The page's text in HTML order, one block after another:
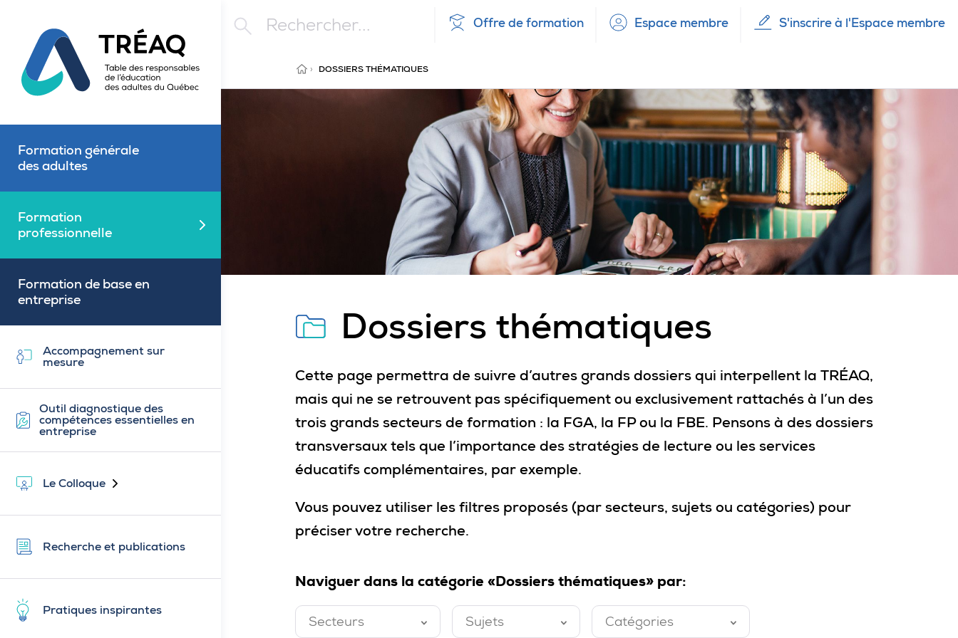
Formation générale
des adultes
Formation
professionnelle
Fermé
Formation de base en
entreprise
Accompagnement sur
mesure
Outil diagnostique des
compétences essentielles en
entreprise
Le Colloque
Fermé
Recherche et publications
Pratiques inspirantes
Offre de formation Espace membre S'inscrire à l'Espace membre
ACCUEIL
› DOSSIERS THÉMATIQUES
Dossiers thématiques
Cette page permettra de suivre d’autres grands dossiers qui interpellent la TRÉAQ,
mais qui ne se retrouvent pas spécifiquement ou exclusivement rattachés à l’un des
trois grands secteurs de formation : la FGA, la FP ou la FBE. Pensons à des dossiers
transversaux tels que l’importance des stratégies de lecture ou les services
éducatifs complémentaires, par exemple.
Vous pouvez utiliser les filtres proposés (par secteurs, sujets ou catégories) pour
préciser votre recherche.
Naviguer dans la catégorie «Dossiers thématiques» par:
Secteurs
Fermé Sujets
Fermé Catégories
Fermé